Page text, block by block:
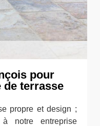
pour
de terrasse
propre et design ;
notre entreprise